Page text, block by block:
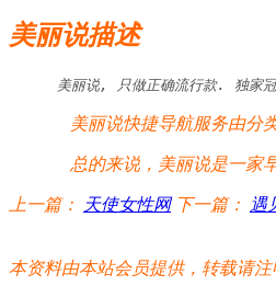
美丽说描述
美丽说, 只做正确流行款. 独家
美丽说快捷导航服务由分
总的来说，美丽说是一家
上一篇： 天使女性网 下一篇：
遇
本资料由本站会员提供，转载请注